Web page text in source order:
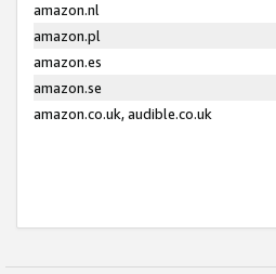
amazon.nl
amazon.pl
amazon.es
amazon.se
amazon.co.uk, audible.co.uk